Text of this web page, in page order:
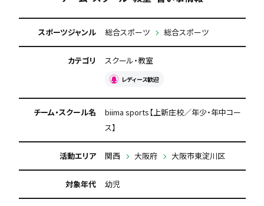
スポーツジャンル 総合スポーツ 総合スポーツ
カテゴリ スクール・教室
レディース歓迎
チーム・スクール名
biima sports【上新庄校／年少・年中コー
ス】
活動エリア 関西 大阪府 大阪市東淀川区
対象年代 幼児